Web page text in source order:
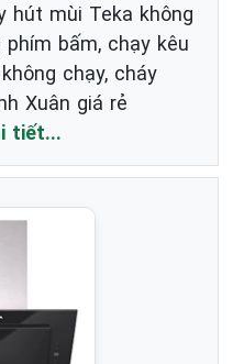
hút mùi Teka không
phím bấm, chạy kêu
chạy, cháy
Xuân giá rẻ
tiết...